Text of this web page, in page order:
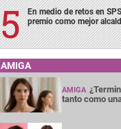
En medio de retos en
premio como mejor
AMIGA
AMIGA
tanto como